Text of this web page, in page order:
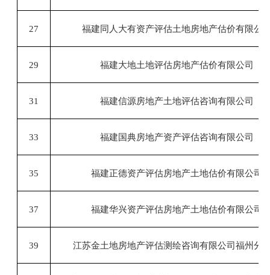
27 福建同人大有资产评估土地房地产估价有限公
29 福建大地土地评估房地产估价有限公司
31 福建信源房地产土地评估咨询有限公司
33 福建国典房地产资产评估咨询有限公司
35 福建正德资产评估房地产土地估价有限公司
37 福建华兴资产评估房地产土地估价有限公司
39 江苏金土地房地产评估测绘咨询有限公司福州分